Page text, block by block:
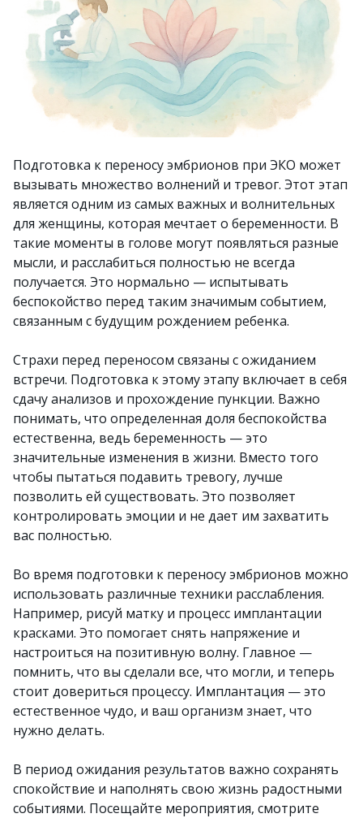
Подготовка к переносу эмбрионов при ЭКО может
вызывать множество волнений и тревог. Этот этап
является одним из самых важных и волнительных
для женщины, которая мечтает о беременности. В
такие моменты в голове могут появляться разные
мысли, и расслабиться полностью не всегда
получается. Это нормально — испытывать
беспокойство перед таким значимым событием,
связанным с будущим рождением ребенка.
Страхи перед переносом связаны с ожиданием
встречи. Подготовка к этому этапу включает в себя
сдачу анализов и прохождение пункции. Важно
понимать, что определенная доля беспокойства
естественна, ведь беременность — это
значительные изменения в жизни. Вместо того
чтобы пытаться подавить тревогу, лучше
позволить ей существовать. Это позволяет
контролировать эмоции и не дает им захватить
вас полностью.
Во время подготовки к переносу эмбрионов можно
использовать различные техники расслабления.
Например, рисуй матку и процесс имплантации
красками. Это помогает снять напряжение и
настроиться на позитивную волну. Главное —
помнить, что вы сделали все, что могли, и теперь
стоит довериться процессу. Имплантация — это
естественное чудо, и ваш организм знает, что
нужно делать.
В период ожидания результатов важно сохранять
спокойствие и наполнять свою жизнь радостными
событиями. Посещайте мероприятия, смотрите